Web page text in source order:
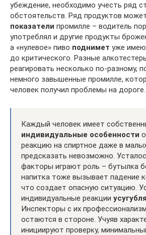
убеждение, необходимо учесть ряд
обстоятельств. Ряд продуктов
показатели промилле – водитель
употреблял и другие продукты
а «нулевое» пиво поднимет уже
до критического. Разные
реагировать несколько по-разному,
немного завышенные промилле,
человек получил проблемы на дороге.
Каждый человек имеет
индивидуальные особенности
реакцию на спиртное даже в
предсказать невозможно.
факторы играют роль – бутылка
напитка тоже вызывает падение
что создает опасную ситуацию.
индивидуальные реакции
Инспекторы с их
остаются в стороне. Учуяв
инициируют проверку,